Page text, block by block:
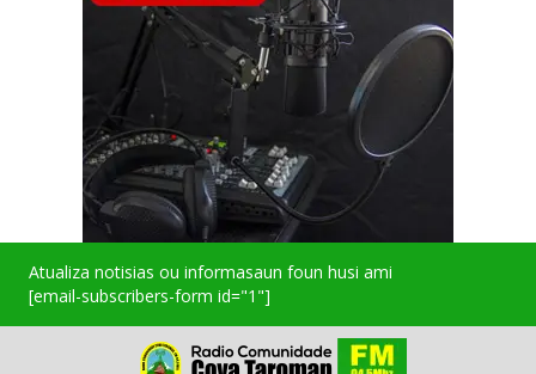
Atualiza notisias ou informasaun foun husi ami
[email-subscribers-form id="1"]